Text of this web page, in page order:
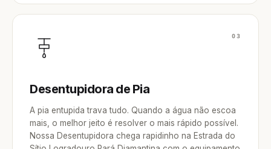
03
Desentupidora de Pia
A pia entupida trava tudo. Quando a água não escoa
mais, o melhor jeito é resolver o mais rápido possível.
Nossa Desentupidora chega rapidinho na Estrada do